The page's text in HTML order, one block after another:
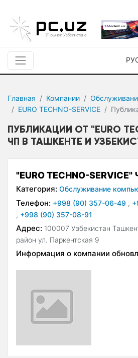
Главная Компании
EURO TECHNO-SERVICE
ПУБЛИКАЦИИ ОТ "EURO
ЧП В ТАШКЕНТЕ И
"EURO TECHNO-SERVICE"
Категория: Обслуживание
Телефон: +998 (90) 357-06-49 ,
, +998 (90) 357-08-91
Адрес: 100007 Узбекистан
район ул. Паркентская 9
Информация о компании